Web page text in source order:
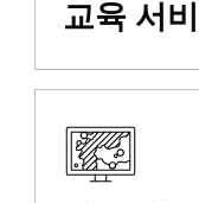
교육 서